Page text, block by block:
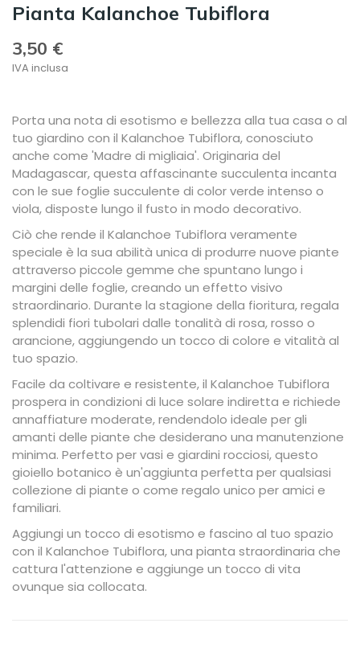
Pianta Kalanchoe Tubiflora
3,50 €
IVA inclusa
Porta una nota di esotismo e bellezza alla tua casa o al
tuo giardino con il Kalanchoe Tubiflora, conosciuto
anche come 'Madre di migliaia'. Originaria del
Madagascar, questa affascinante succulenta incanta
con le sue foglie succulente di color verde intenso o
viola, disposte lungo il fusto in modo decorativo.
Ciò che rende il Kalanchoe Tubiflora veramente
speciale è la sua abilità unica di produrre nuove piante
attraverso piccole gemme che spuntano lungo i
margini delle foglie, creando un effetto visivo
straordinario. Durante la stagione della fioritura, regala
splendidi fiori tubolari dalle tonalità di rosa, rosso o
arancione, aggiungendo un tocco di colore e vitalità al
tuo spazio.
Facile da coltivare e resistente, il Kalanchoe Tubiflora
prospera in condizioni di luce solare indiretta e richiede
annaffiature moderate, rendendolo ideale per gli
amanti delle piante che desiderano una manutenzione
minima. Perfetto per vasi e giardini rocciosi, questo
gioiello botanico è un'aggiunta perfetta per qualsiasi
collezione di piante o come regalo unico per amici e
familiari.
Aggiungi un tocco di esotismo e fascino al tuo spazio
con il Kalanchoe Tubiflora, una pianta straordinaria che
cattura l'attenzione e aggiunge un tocco di vita
ovunque sia collocata.